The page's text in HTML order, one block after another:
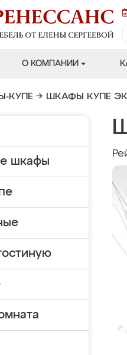
О КОМПАНИИ
КУПЕ → ШКАФЫ КУПЕ
шкафы